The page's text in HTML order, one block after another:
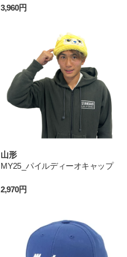
3,960円
山形
MY25_パイルディーオキャップ
2,970円